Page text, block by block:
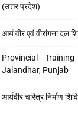
(उत्तर प्रदेश)
आर्य वीर एवं वीरांगना दल
Provincial
Jalandhar, Punjab
आर्यवीर चरित्र निर्माण